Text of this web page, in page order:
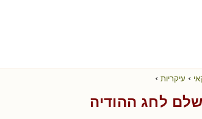
› עיקריות ›
שלם לחג ההודיה